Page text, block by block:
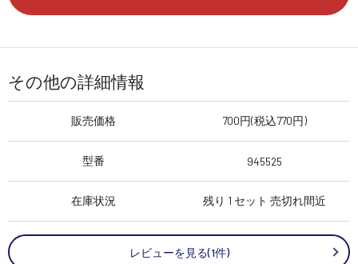
その他の詳細情報
販売価格 700円(税込770円)
型番 945525
在庫状況 残り 1 セット 売切れ間近
レビューを見る(1件)